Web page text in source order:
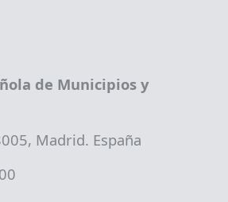
de Municipios y
Madrid. España